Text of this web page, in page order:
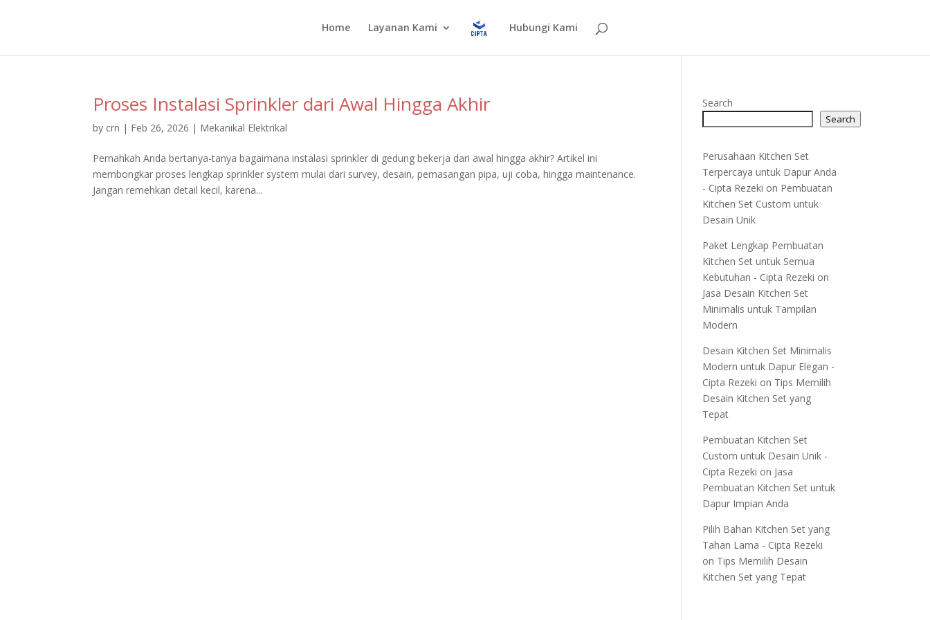
Home Layanan Kami Hubungi Kami
Proses Instalasi Sprinkler dari Awal Hingga Akhir
by crn | Feb 26, 2026 | Mekanikal Elektrikal
Pernahkah Anda bertanya-tanya bagaimana instalasi sprinkler di gedung bekerja dari awal hingga akhir? Artikel ini
membongkar proses lengkap sprinkler system mulai dari survey, desain, pemasangan pipa, uji coba, hingga maintenance.
Jangan remehkan detail kecil, karena...
Search
Search
Perusahaan Kitchen Set
Terpercaya untuk Dapur Anda
- Cipta Rezeki on Pembuatan
Kitchen Set Custom untuk
Desain Unik
Paket Lengkap Pembuatan
Kitchen Set untuk Semua
Kebutuhan - Cipta Rezeki on
Jasa Desain Kitchen Set
Minimalis untuk Tampilan
Modern
Desain Kitchen Set Minimalis
Modern untuk Dapur Elegan -
Cipta Rezeki on Tips Memilih
Desain Kitchen Set yang
Tepat
Pembuatan Kitchen Set
Custom untuk Desain Unik -
Cipta Rezeki on Jasa
Pembuatan Kitchen Set untuk
Dapur Impian Anda
Pilih Bahan Kitchen Set yang
Tahan Lama - Cipta Rezeki
on Tips Memilih Desain
Kitchen Set yang Tepat